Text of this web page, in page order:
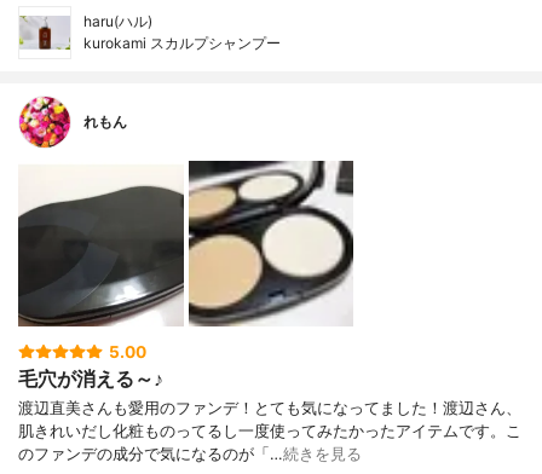
haru(ハル)
kurokami スカルプシャンプー
れもん
5.00
毛穴が消える～♪
渡辺直美さんも愛用のファンデ！とても気になってました！渡辺さん、
肌きれいだし化粧ものってるし一度使ってみたかったアイテムです。こ
のファンデの成分で気になるのが「…続きを見る